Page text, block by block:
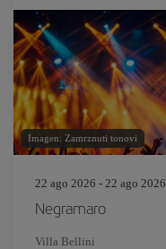
Imagen: Zamrznuti tonovi
22 ago 2026 - 22 ago 2026
Negramaro
Villa Bellini